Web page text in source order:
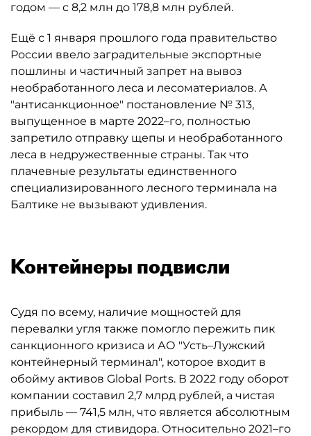
годом — с 8,2 млн до 178,8 млн рублей.
Ещё с 1 января прошлого года правительство
России ввело заградительные экспортные
пошлины и частичный запрет на вывоз
необработанного леса и лесоматериалов. А
"антисанкционное" постановление № 313,
выпущенное в марте 2022–го, полностью
запретило отправку щепы и необработанного
леса в недружественные страны. Так что
плачевные результаты единственного
специализированного лесного терминала на
Балтике не вызывают удивления.
Контейнеры подвисли
Судя по всему, наличие мощностей для
перевалки угля также помогло пережить пик
санкционного кризиса и АО "Усть–Лужский
контейнерный терминал", которое входит в
обойму активов Global Ports. В 2022 году оборот
компании составил 2,7 млрд рублей, а чистая
прибыль — 741,5 млн, что является абсолютным
рекордом для стивидора. Относительно 2021–го